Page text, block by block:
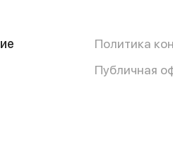
Политика
Публичная